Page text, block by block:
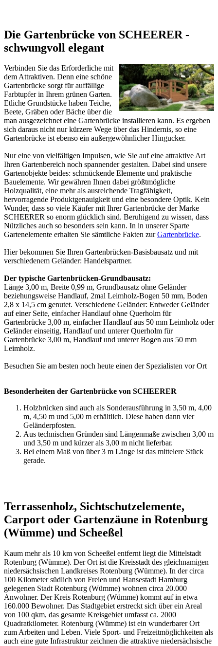
Die Gartenbrücke von SCHEERER -
schwungvoll elegant
Verbinden Sie das Erforderliche mit
dem Attraktiven. Denn eine schöne
Gartenbrücke sorgt für auffällige
Farbtupfer in Ihrem grünen Garten.
Etliche Grundstücke haben Teiche,
Beete, Gräben oder Bäche über die
man ausgezeichnet eine Gartenbrücke installieren kann. Es ergeben
sich daraus nicht nur kürzere Wege über das Hindernis, so eine
Gartenbrücke ist ebenso ein außergewöhnlicher Hingucker.
Nur eine von vielfältigen Impulsen, wie Sie auf eine attraktive Art
Ihren Gartenbereich noch spannender gestalten. Dabei sind unsere
Gartenobjekte beides: schmückende Elemente und praktische
Bauelemente. Wir gewähren Ihnen dabei größtmögliche
Holzqualität, eine mehr als ausreichende Tragfähigkeit,
hervorragende Produktgenauigkeit und eine besondere Optik. Kein
Wunder, dass so viele Käufer mit Ihrer Gartenbrücke der Marke
SCHEERER so enorm glücklich sind. Beruhigend zu wissen, dass
Nützliches auch so besonders sein kann. In in unserer Sparte
Gartenelemente erhalten Sie sämtliche Fakten zurGartenbrücke.
Hier bekommen Sie Ihren Gartenbrücken-Basisbausatz und mit
verschiedenem Geländer: Handelspartner.
Der typische Gartenbrücken-Grundbausatz:
Länge 3,00 m, Breite 0,99 m, Grundbausatz ohne Geländer
beziehungsweise Handlauf, 2mal Leimholz-Bogen 50 mm, Boden
2,8 x 14,5 cm genutet. Verschiedene Geländer: Entweder Geländer
auf einer Seite, einfacher Handlauf ohne Querholm für
Gartenbrücke 3,00 m, einfacher Handlauf aus 50 mm Leimholz oder
Geländer einseitig, Handlauf und unterer Querholm für
Gartenbrücke 3,00 m, Handlauf und unterer Bogen aus 50 mm
Leimholz.
Besuchen Sie am besten noch heute einen der Spezialisten vor Ort
Besonderheiten der Gartenbrücke von SCHEERER
Holzbrücken sind auch als Sonderausführung in 3,50 m, 4,00
m, 4,50 m und 5,00 m erhältlich. Diese haben dann vier
Geländerpfosten.
Aus technischen Gründen sind Längenmaße zwischen 3,00 m
und 3,50 m und kürzer als 3,00 m nicht lieferbar.
Bei einem Maß von über 3 m Länge ist das mittelere Stück
gerade.
Terrassenholz, Sichtschutzelemente,
Carport oder Gartenzäune in Rotenburg
(Wümme) und Scheeßel
Kaum mehr als 10 km von Scheeßel entfernt liegt die Mittelstadt
Rotenburg (Wümme). Der Ort ist die Kreisstadt des gleichnamigen
niedersächsischen Landkreises Rotenburg (Wümme). In der circa
100 Kilometer südlich von Freien und Hansestadt Hamburg
gelegenen Stadt Rotenburg (Wümme) wohnen circa 20.000
Anwohner. Der Kreis Rotenburg (Wümme) kommt auf in etwa
160.000 Bewohner. Das Stadtgebiet erstreckt sich über ein Areal
von 100 qkm, das gesamte Kreisgebiet umfasst ca. 2000
Quadratkilometer. Rotenburg (Wümme) ist ein wunderbarer Ort
zum Arbeiten und Leben. Viele Sport- und Freizeitmöglichkeiten als
auch eine gute Infrastruktur zeichnen die attraktive niedersächsische